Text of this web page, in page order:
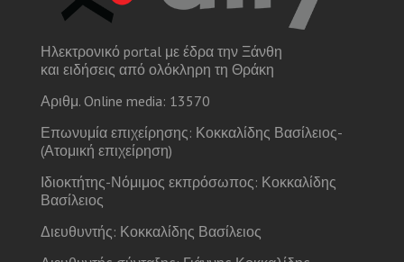
Ηλεκτρονικό portal με έδρα την Ξάνθη
και ειδήσεις από ολόκληρη τη Θράκη
Αριθμ. Online media: 13570
Επωνυμία επιχείρησης: Κοκκαλίδης Βασίλειος-
(Ατομική επιχείρηση)
Ιδιοκτήτης-Νόμιμος εκπρόσωπος: Κοκκαλίδης
Βασίλειος
Διευθυντής: Κοκκαλίδης Βασίλειος